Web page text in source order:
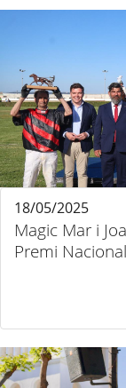
Magic Mar i
Premi
18/05/2025